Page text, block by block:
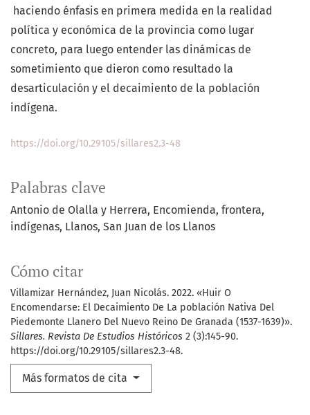
Palabras clave
Antonio de Olalla y Herrera Encomienda frontera
indígenas Llanos San Juan de los Llanos
Cómo citar
Villamizar Hernández, Juan Nicolás. 2022. «Huir O
Encomendarse: El Decaimiento De La población Nativa Del
Piedemonte Llanero Del Nuevo Reino De Granada (1537-1639)».
Sillares. Revista De Estudios Históricos 2 (3):145-90.
https://doi.org/10.29105/sillares2.3-48.
Más formatos de cita
haciendo énfasis en primera medida en la realidad
política y económica de la provincia como lugar
concreto, para luego entender las dinámicas de
sometimiento que dieron como resultado la
desarticulación y el decaimiento de la población
indígena.
https://doi.org/10.29105/sillares2.3-48